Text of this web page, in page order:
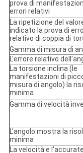
prova di
errori relativi
La ripetizione del
indicato la prova di
relativo di coppia di
Gamma di misura di
L'errore relativo
La torsione inclina (le
manifestazioni di
misura di angolo) la
minima
Gamma di velocità
L'angolo mostra la
minima
La velocità e